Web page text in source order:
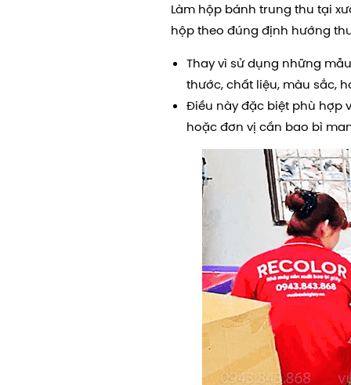
Làm hộp bánh trung thu tại
hộp theo đúng định hướng
Thay vì sử dụng những
thước, chất liệu, màu sắc,
Điều này đặc biệt phù hợp
hoặc đơn vị cần bao bì